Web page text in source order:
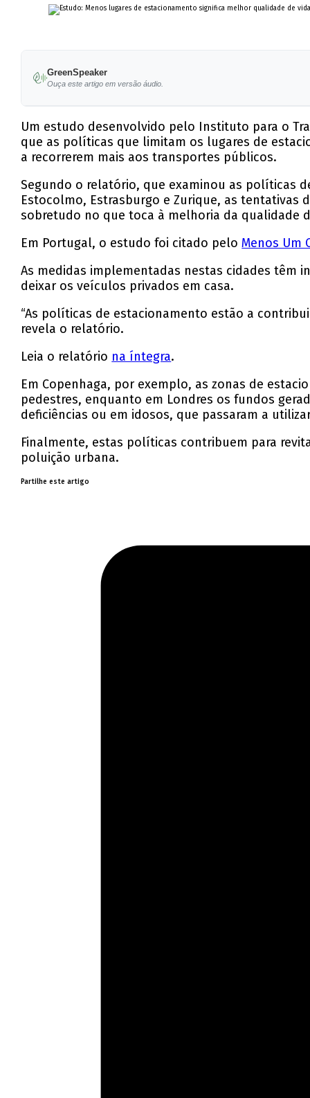
GreenSpeaker
Ouça este artigo em versão áudio.
Um estudo desenvolvido pelo Instituto para o
que as políticas que limitam os lugares de
a recorrerem mais aos transportes públicos.
Segundo o relatório, que examinou as políticas
Estocolmo, Estrasburgo e Zurique, as
sobretudo no que toca à melhoria da qualidade
Em Portugal, o estudo foi citado peloMenos Um
As medidas implementadas nestas cidades têm
deixar os veículos privados em casa.
“As políticas de estacionamento estão a
revela o relatório.
Leia o relatório na íntegra.
Em Copenhaga, por exemplo, as zonas de
pedestres, enquanto em Londres os fundos
deficiências ou em idosos, que passaram a
Finalmente, estas políticas contribuem para
poluição urbana.
Partilhe este artigo